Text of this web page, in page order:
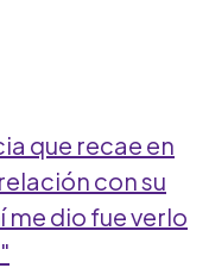
que recae en
con su
me dio fue verlo